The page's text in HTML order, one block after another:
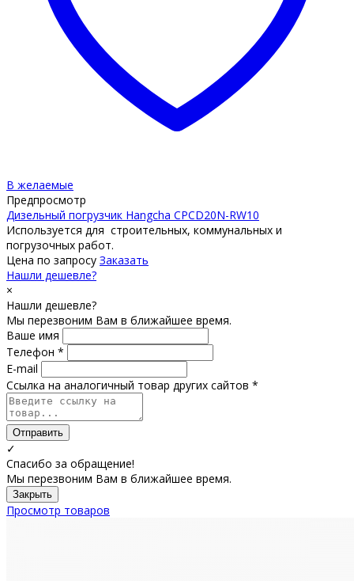
В желаемые
Предпросмотр
Дизельный погрузчик Hangcha CPCD20N-RW10
Используется для строительных, коммунальных и
погрузочных работ.
Цена по запросу Заказать
Нашли дешевле?
×
Нашли дешевле?
Мы перезвоним Вам в ближайшее время.
Ваше имя
Телефон *
E-mail
Ссылка на аналогичный товар других сайтов *
Отправить
✓
Спасибо за обращение!
Мы перезвоним Вам в ближайшее время.
Закрыть
Просмотр товаров